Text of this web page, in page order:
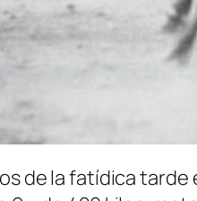
de la fatídica